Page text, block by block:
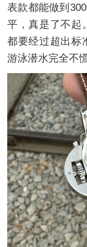
表款都能做到
平，真是了不起
都要经过超出标
游泳潜水完全不慌